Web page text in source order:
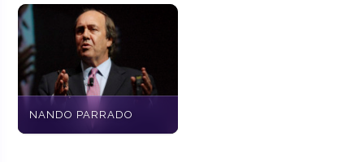
NANDO PARRADO